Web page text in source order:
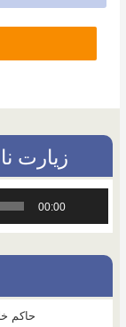
زیارت
00:00
حاکم